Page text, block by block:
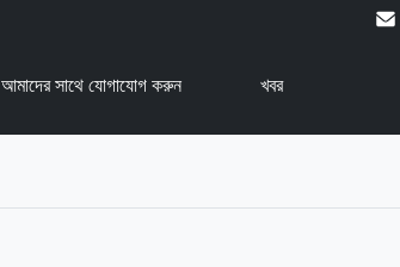
আমাদের সাথে যোগাযোগ করুন খবর